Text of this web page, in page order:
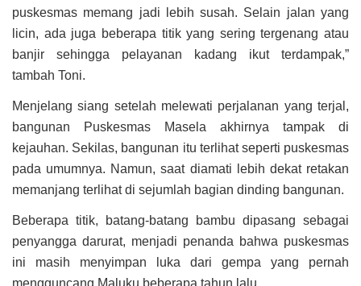
puskesmas memang jadi lebih susah. Selain jalan yang
licin, ada juga beberapa titik yang sering tergenang atau
banjir sehingga pelayanan kadang ikut terdampak,”
tambah Toni.
Menjelang siang setelah melewati perjalanan yang terjal,
bangunan Puskesmas Masela akhirnya tampak di
kejauhan. Sekilas, bangunan itu terlihat seperti puskesmas
pada umumnya. Namun, saat diamati lebih dekat retakan
memanjang terlihat di sejumlah bagian dinding bangunan.
Beberapa titik, batang-batang bambu dipasang sebagai
penyangga darurat, menjadi penanda bahwa puskesmas
ini masih menyimpan luka dari gempa yang pernah